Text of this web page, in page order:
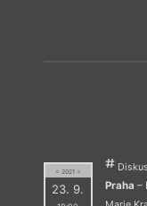
= 2021 =
23. 9. Praha –